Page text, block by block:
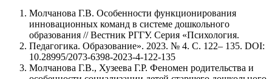
Молчанова Г.В. Особенности функционирования
инновационных команд в системе дошкольного
образования // Вестник РГГУ. Серия «Психология.
Педагогика. Образование». 2023. № 4. С. 122– 135. DOI:
10.28995/2073-6398-2023-4-122-135
Молчанова Г.В., Хузеева Г.Р. Феномен родительства и